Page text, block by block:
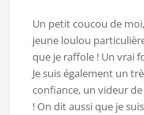
Un petit coucou de
jeune loulou
que je raffole ! Un vrai
Je suis également un
confiance, un videur
! On dit aussi que je